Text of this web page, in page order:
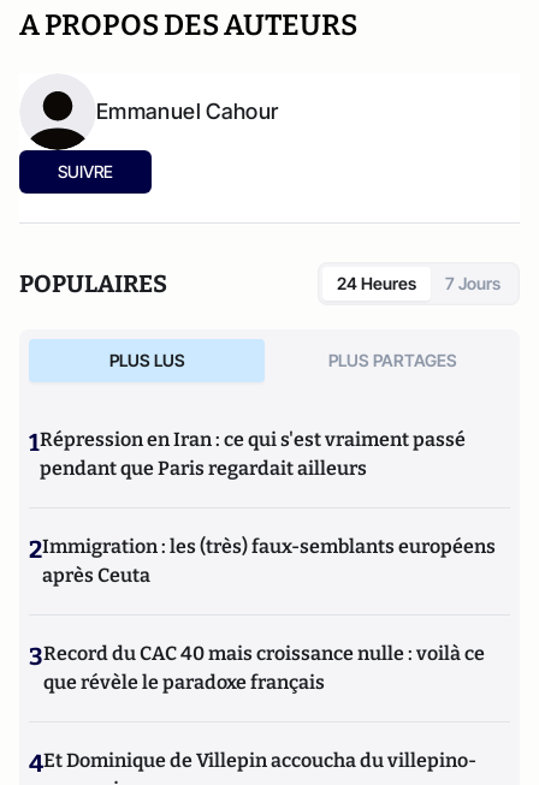
A PROPOS DES AUTEURS
Emmanuel Cahour
SUIVRE
POPULAIRES 24 Heures 7 Jours
PLUS LUS PLUS PARTAGES
1Répression en Iran : ce qui s'est vraiment passé
pendant que Paris regardait ailleurs
2Immigration : les (très) faux-semblants européens
après Ceuta
3Record du CAC 40 mais croissance nulle : voilà ce
que révèle le paradoxe français
4Et Dominique de Villepin accoucha du villepino-